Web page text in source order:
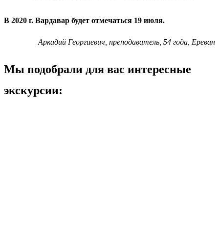
В 2020 г. Вардавар будет отмечаться 19 июля.
Аркадий Георгиевич, преподаватель, 54 года, Ереван
Мы подобрали для вас интересные
экскурсии: